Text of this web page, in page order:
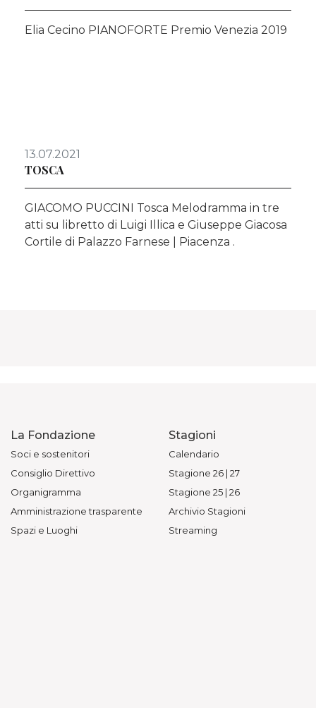
Elia Cecino PIANOFORTE Premio Venezia 2019
13.07.2021
TOSCA
GIACOMO PUCCINI Tosca Melodramma in tre
atti su libretto di Luigi Illica e Giuseppe Giacosa
Cortile di Palazzo Farnese | Piacenza .
La Fondazione
Soci e sostenitori
Consiglio Direttivo
Organigramma
Amministrazione trasparente
Spazi e Luoghi
Stagioni
Calendario
Stagione 26 | 27
Stagione 25 | 26
Archivio Stagioni
Streaming